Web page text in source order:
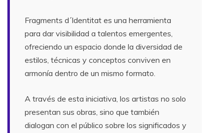
Fragments d´Identitat es una herramienta
para dar visibilidad a talentos emergentes,
ofreciendo un espacio donde la diversidad de
estilos, técnicas y conceptos conviven en
armonía dentro de un mismo formato.
A través de esta iniciativa, los artistas no solo
presentan sus obras, sino que también
dialogan con el público sobre los significados y